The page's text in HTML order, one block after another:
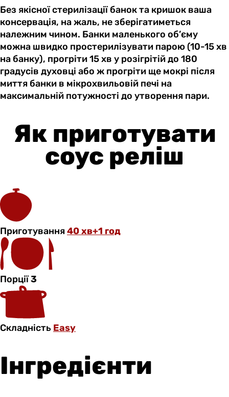
Без якісної стерилізації банок та кришок ваша
консервація, на жаль, не зберігатиметься
належним чином. Банки маленького об’єму
можна швидко простерилізувати парою (10-15 хв
на банку), прогріти 15 хв у розігрітій до 180
градусів духовці або ж прогріти ще мокрі після
миття банки в мікрохвильовій печі на
максимальній потужності до утворення пари.
Як приготувати
соус реліш
Приготування40 хв+1 год
Порції3
Складність Easy
Інгредієнти